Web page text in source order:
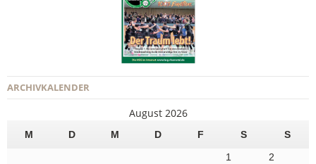
ARCHIVKALENDER
August 2026
M D M D F S
S
1
2